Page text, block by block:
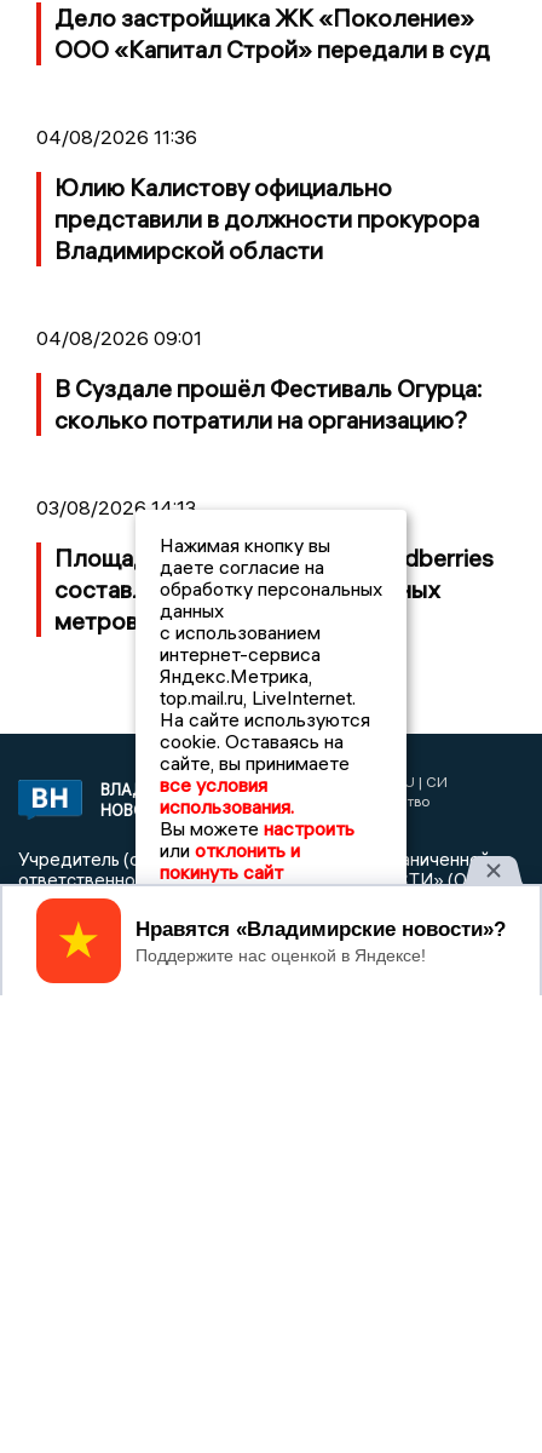
Дело застройщика ЖК «Поколение»
ООО «Капитал Строй» передали в суд
04/08/2026 11:36
Юлию Калистову официально
представили в должности прокурора
Владимирской области
04/08/2026 09:01
В Суздале прошёл Фестиваль Огурца:
сколько потратили на организацию?
03/08/2026 14:13
Площадь пожара на складе Wildberries
составляет 100 тысяч квадратных
метров
ВЛАДИМИРСКИЕ
НОВОСТИ
2017 © NEWSVLADIMIR.RU | СИ
«Информационное агентство
Владимирские новости»
Учредитель (соучредители): Общество с ограниченной
ответственностью «РЕГИОНАЛЬНЫЕ НОВОСТИ» (ОГРН
1107154017354)
Главный редактор: Мазов С. А.
Телефон редакции:
Нажимая кнопку вы
даете согласие на
обработку персональных
данных
с использованием
интернет-сервиса
Яндекс.Метрика,
top.mail.ru, LiveInternet.
На сайте используются
cookie. Оставаясь на
сайте, вы принимаете
все условия
использования.
Вы можете настроить
или отклонить и
покинуть сайт
Принять